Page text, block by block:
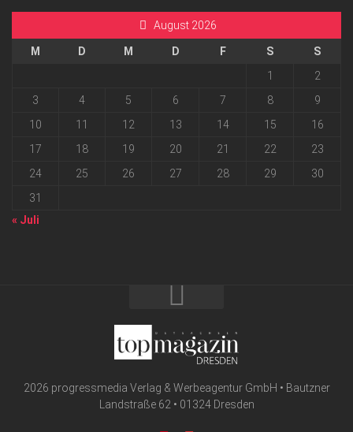
August 2026
M D M D F S
S
1
2
3
4 5 6 7 8
9
10
11 12 13 14 15
16
17
18 19 20 21 22
23
24
25 26 27 28 29
30
31
« Juli
2026 progressmedia Verlag & Werbeagentur GmbH • Bautzner
Landstraße 62 • 01324 Dresden